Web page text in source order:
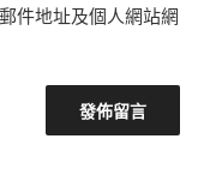
件地址及個人網站網